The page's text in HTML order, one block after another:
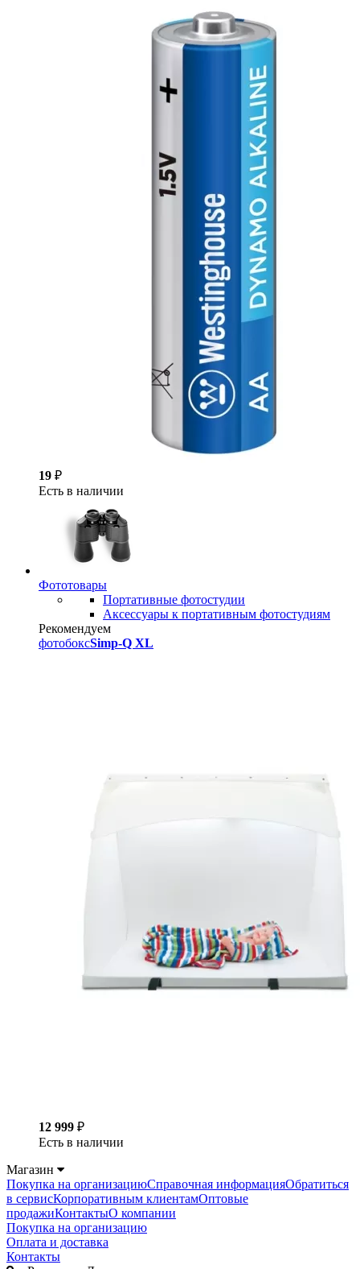
19 ₽
Есть в наличии
Фототовары
Портативные фотостудии
Аксессуары к портативным фотостудиям
Рекомендуем
фотобоксSimp-Q XL
12 999 ₽
Есть в наличии
Магазин
Покупка на организациюСправочная информацияОбратиться
в сервисКорпоративным клиентамОптовые
продажиКонтактыО компании
Покупка на организацию
Оплата и доставка
Контакты